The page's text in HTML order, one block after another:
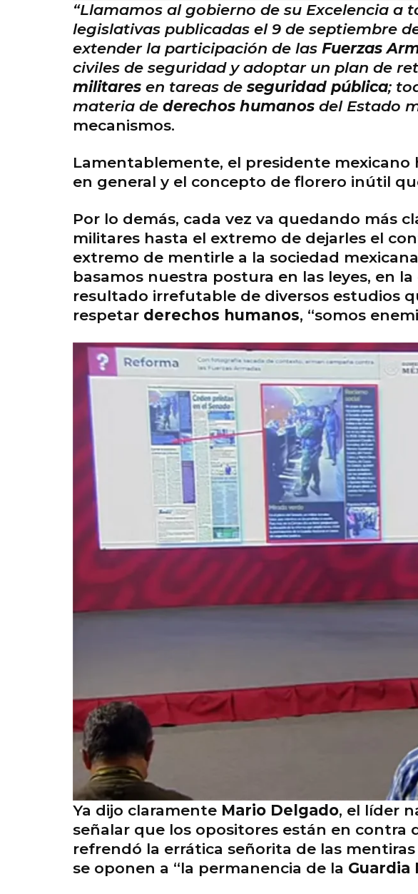
“Llamamos al gobierno de su Excelencia
legislativas publicadas el 9 de septiembre
extender la participación de las Fuerzas
civiles de seguridad y adoptar un plan de
militares en tareas deseguridad pública;
materia de derechos humanos del Estado
mecanismos.
Lamentablemente, el presidente mexicano
en general y el concepto de florero inútil
Por lo demás, cada vez va quedando más
militares hasta el extremo de dejarles el
extremo de mentirle a la sociedad
basamos nuestra postura en las leyes, en
resultado irrefutable de diversos estudios
respetar derechos humanos, “somos
Ya dijo claramente Mario Delgado, el líder
señalar que los opositores están en contra
refrendó la errática señorita de las
se oponen a “la permanencia de la Guardia